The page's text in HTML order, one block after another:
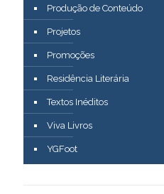
Produção de Conteúdo
Projetos
Promoções
Residência Literária
Textos Inéditos
Viva Livros
YGFoot